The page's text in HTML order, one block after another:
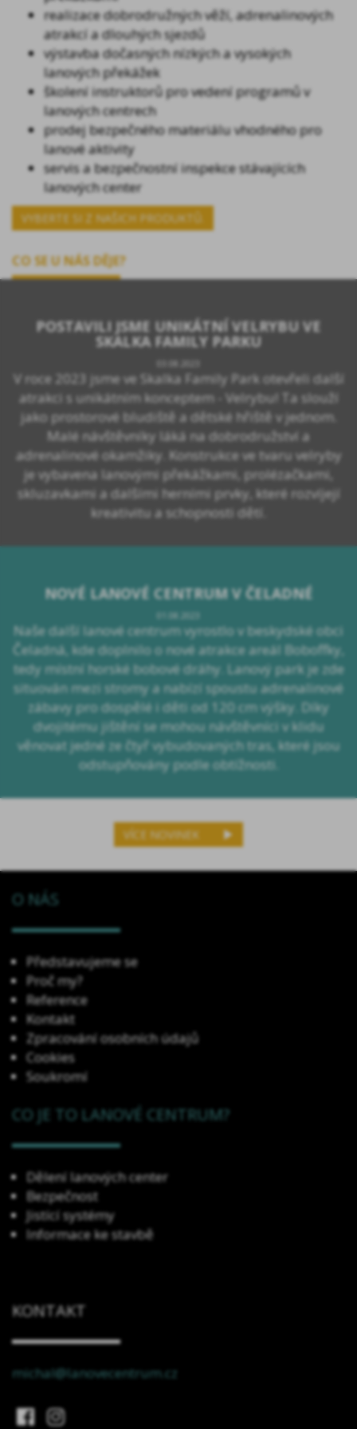
realizace dobrodružných věží, adrenalinových
atrakcí a dlouhých sjezdů
výstavba dočasných nízkých a vysokých
lanových překážek
školení instruktorů pro vedení programů v
lanových centrech
prodej bezpečného materiálu vhodného pro
lanové aktivity
servis a bezpečnostní inspekce stávajících
lanových center
VYBERTE SI Z NAŠICH PRODUKTŮ.
CO SE U NÁS DĚJE?
POSTAVILI JSME UNIKÁTNÍ VELRYBU VE
SKALKA FAMILY PARKU
03.08.2023
V roce 2023 jsme ve Skalka Family Park otevřeli další
atrakci s unikátním konceptem - Velrybu! Ta slouží
jako prostorové bludiště a dětské hřiště v jednom.
Malé návštěvníky láká na dobrodružství a
adrenalinové okamžiky. Konstrukce ve tvaru velryby
je vybavena lanovými překážkami, prolézačkami,
skluzavkami a dalšími herními prvky, které rozvíjejí
kreativitu a schopnosti dětí.
NOVÉ LANOVÉ CENTRUM V ČELADNÉ
01.08.2023
Naše další lanové centrum vyrostlo v beskydské obci
Čeladná, kde doplnilo o nové atrakce areál Boboffky,
tedy místní horské bobové dráhy. Lanový park je zde
situován mezi stromy a nabízí spoustu adrenalinové
zábavy pro dospělé i děti od 120 cm výšky. Díky
dvojitému jištění se mohou návštěvníci v klidu
věnovat jedné ze čtyř vybudovaných tras, které jsou
odstupňovány podle obtížnosti.
VÍCE NOVINEK
O NÁS
Představujeme se
Proč my?
Reference
Kontakt
Zpracování osobních údajů
Cookies
Soukromí
CO JE TO LANOVÉ CENTRUM?
Dělení lanových center
Bezpečnost
Jistící systémy
Informace ke stavbě
KONTAKT
michal@lanovecentrum.cz